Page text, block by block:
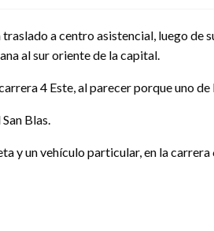
a centro asistencial, luego de
al sur oriente de la capital.
4 Este, al parecer porque uno
Blas.
y un vehículo particular, en la